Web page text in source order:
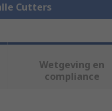
Cutters
Wetgeving en
compliance